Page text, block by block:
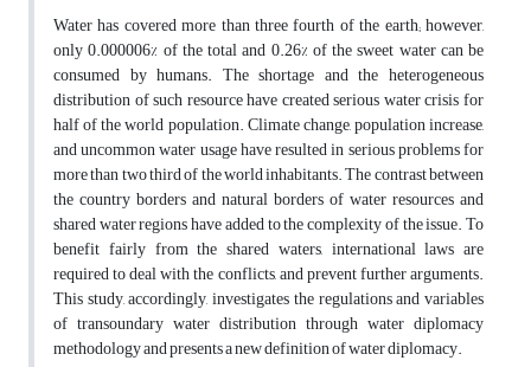
Water has covered more than three fourth of the earth; however,
only 0.000006% of the total and 0.26% of the sweet water can be
consumed by humans. The shortage and the heterogeneous
distribution of such resource have created serious water crisis for
half of the world population. Climate change, population increase,
and uncommon water usage have resulted in serious problems for
more than two third of the world inhabitants. The contrast between
the country borders and natural borders of water resources and
shared water regions have added to the complexity of the issue. To
benefit fairly from the shared waters, international laws are
required to deal with the conflicts, and prevent further arguments.
This study, accordingly, investigates the regulations and variables
of transoundary water distribution through water diplomacy
methodology and presents a new definition of water diplomacy.